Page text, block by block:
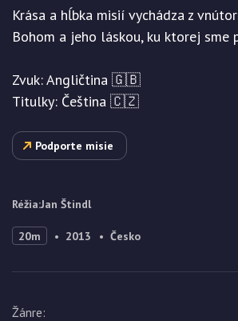
Krása a hĺbka misií vychádza z
Bohom a jeho láskou, ku ktorej sme
Zvuk: Angličtina 🇬🇧
Titulky: Čeština 🇨🇿
Podporte misie
Réžia:Jan Štindl
20m 2013 Česko
Žánre: